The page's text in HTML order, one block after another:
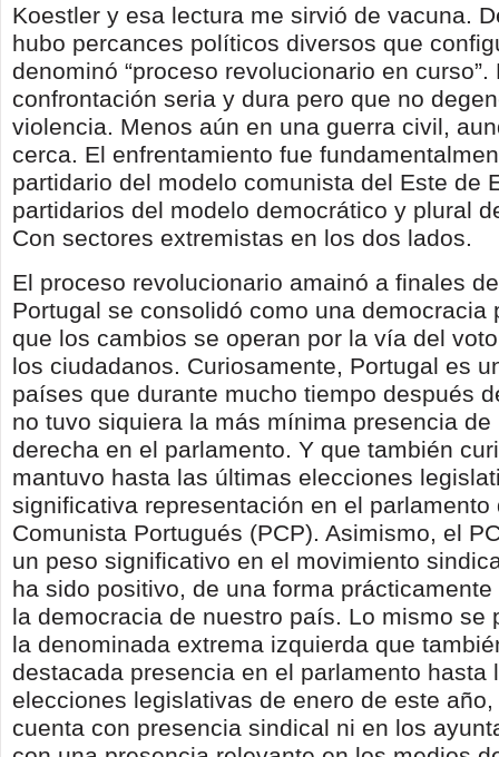
Koestler y esa lectura me sirvió de vacuna.
hubo percances políticos diversos que
denominó “proceso revolucionario en curso”.
confrontación seria y dura pero que no
violencia. Menos aún en una guerra civil,
cerca. El enfrentamiento fue
partidario del modelo comunista del Este de
partidarios del modelo democrático y plural
Con sectores extremistas en los dos lados.
El proceso revolucionario amainó a finales
Portugal se consolidó como una democracia
que los cambios se operan por la vía del
los ciudadanos. Curiosamente, Portugal es
países que durante mucho tiempo después
no tuvo siquiera la más mínima presencia de
derecha en el parlamento. Y que también
mantuvo hasta las últimas elecciones
significativa representación en el parlamento
Comunista Portugués (PCP). Asimismo, el
un peso significativo en el movimiento
ha sido positivo, de una forma
la democracia de nuestro país. Lo mismo se
la denominada extrema izquierda que
destacada presencia en el parlamento hasta
elecciones legislativas de enero de este
cuenta con presencia sindical ni en los